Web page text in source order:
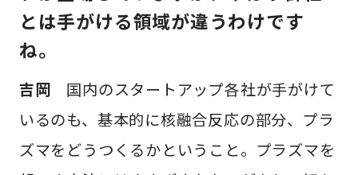
とは手がける領域が違うわけです
ね。
吉岡 国内のスタートアップ各社が手がけて
いるのも、基本的に核融合反応の部分、プラ
ズマをどうつくるかということ。プラズマを